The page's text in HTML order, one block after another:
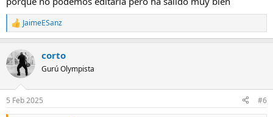
R
e
c
c
i
e
s
JaimeESanz
corto
Gurú Olympista
5 Feb 2025 #6